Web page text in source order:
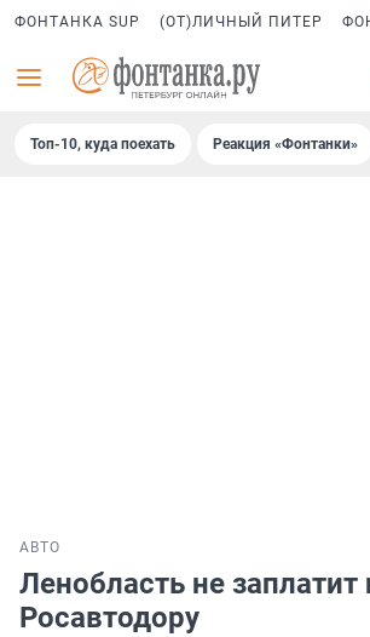
ФОНТАНКА SUP (ОТ)ЛИЧНЫЙ ПИТЕР
Топ-10, куда поехать Реакция «Фонтанки»
АВТО
Ленобласть не
Росавтодору